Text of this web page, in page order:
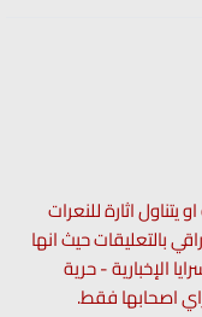
اثارة للنعرات
بالتعليقات حيث انها
الإخبارية - حرية
اصحابها فقط.